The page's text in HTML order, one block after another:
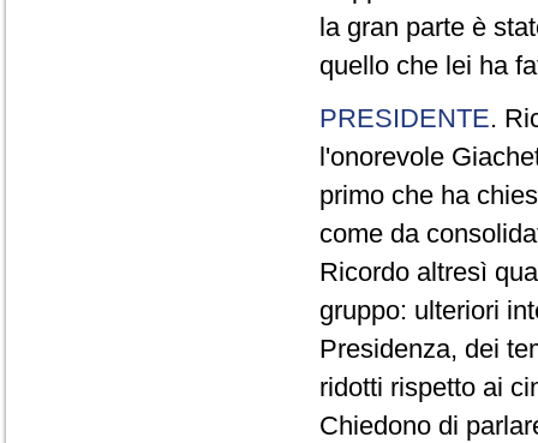
la gran parte è
quello che lei ha
PRESIDENTE.
l'onorevole
primo che ha
come da
Ricordo altresì
gruppo: ulteriori
Presidenza, dei
ridotti rispetto ai
Chiedono di